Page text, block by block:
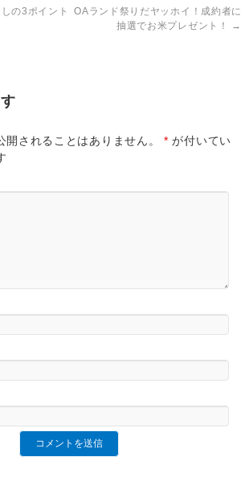
の3ポイント
OAランド祭りだヤッホイ！成約者に
抽選でお米プレゼント！
→
開されることはありません。 * が付いてい